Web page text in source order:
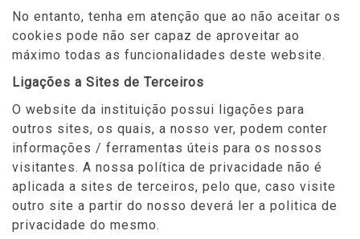
No entanto, tenha em atenção que ao não aceitar os
cookies pode não ser capaz de aproveitar ao
máximo todas as funcionalidades deste website.
Ligações a Sites de Terceiros
O website da instituição possui ligações para
outros sites, os quais, a nosso ver, podem conter
informações / ferramentas úteis para os nossos
visitantes. A nossa política de privacidade não é
aplicada a sites de terceiros, pelo que, caso visite
outro site a partir do nosso deverá ler a politica de
privacidade do mesmo.